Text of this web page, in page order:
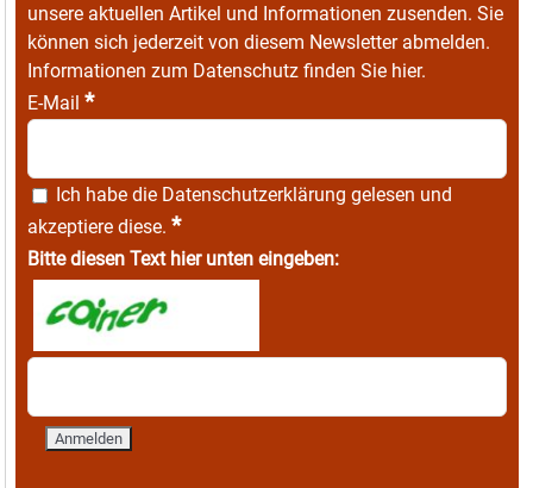
unsere aktuellen Artikel und Informationen zusenden. Sie
können sich jederzeit von diesem Newsletter abmelden.
Informationen zum Datenschutz finden Sie hier.
E-Mail *
Ich habe die Datenschutzerklärung gelesen und
akzeptiere diese. *
Bitte diesen Text hier unten eingeben: